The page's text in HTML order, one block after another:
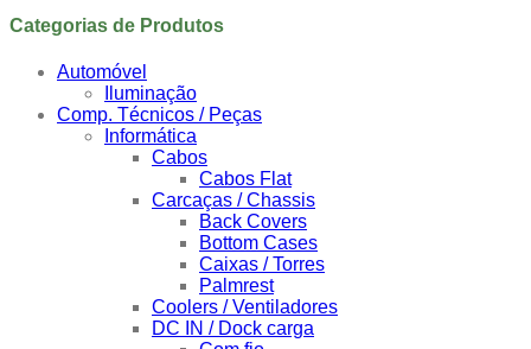
Categorias de Produtos
Automóvel
Iluminação
Comp. Técnicos / Peças
Informática
Cabos
Cabos Flat
Carcaças / Chassis
Back Covers
Bottom Cases
Caixas / Torres
Palmrest
Coolers / Ventiladores
DC IN / Dock carga